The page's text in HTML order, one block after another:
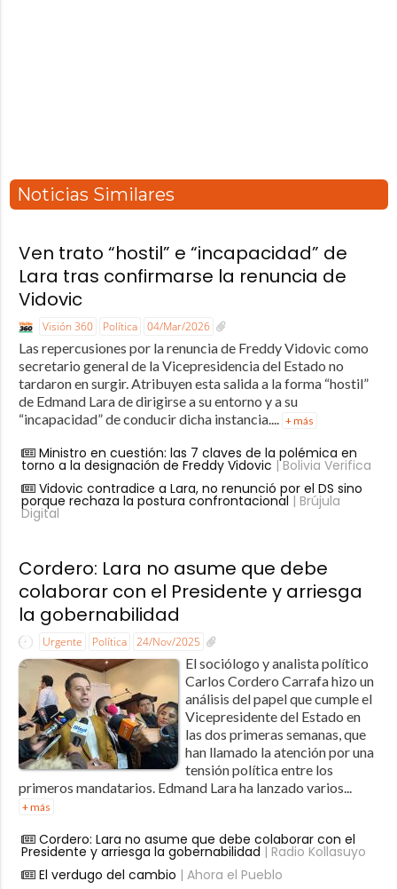
Noticias Similares
Ven trato “hostil” e “incapacidad” de
Lara tras confirmarse la renuncia de
Vidovic
Visión 360 Política 04/Mar/2026
Las repercusiones por la renuncia de Freddy Vidovic como
secretario general de la Vicepresidencia del Estado no
tardaron en surgir. Atribuyen esta salida a la forma “hostil”
de Edmand Lara de dirigirse a su entorno y a su
“incapacidad” de conducir dicha instancia.... + más
Ministro en cuestión: las 7 claves de la polémica en
torno a la designación de Freddy Vidovic | Bolivia Verifica
Vidovic contradice a Lara, no renunció por el DS sino
porque rechaza la postura confrontacional | Brújula
Digital
Cordero: Lara no asume que debe
colaborar con el Presidente y arriesga
la gobernabilidad
Urgente Política 24/Nov/2025
El sociólogo y analista político
Carlos Cordero Carrafa hizo un
análisis del papel que cumple el
Vicepresidente del Estado en
las dos primeras semanas, que
han llamado la atención por una
tensión política entre los
primeros mandatarios. Edmand Lara ha lanzado varios...
+ más
Cordero: Lara no asume que debe colaborar con el
Presidente y arriesga la gobernabilidad | Radio Kollasuyo
El verdugo del cambio | Ahora el Pueblo